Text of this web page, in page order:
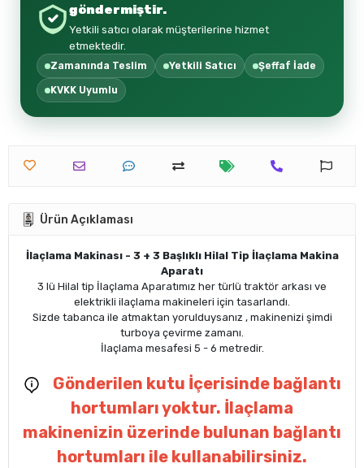
göndermiştir.
Yetkili satıcı olarak müşterilerine hizmet
etmektedir.
Zamanında Teslim Yetkili Satıcı Şeffaf İade
KVKK Uyumlu
Ürün Açıklaması
İlaçlama Makinası - 3 + 3 Başlıklı Hilal Tip İlaçlama Makina
Aparatı
3 lü Hilal tip İlaçlama Aparatımız her türlü traktör arkası ve
elektrikli ilaçlama makineleri için tasarlandı.
Sizde tabanca ile atmaktan yorulduysanız , makinenizi şimdi
turboya çevirme zamanı.
İlaçlama mesafesi 5 - 6 metredir.
Gönderilen kutu İçerisinde bağlantı
hortumları yoktur. İlaçlama
makinenizin üzerinde bulunan bağlantı
hortumları ile kullanabilirsiniz.